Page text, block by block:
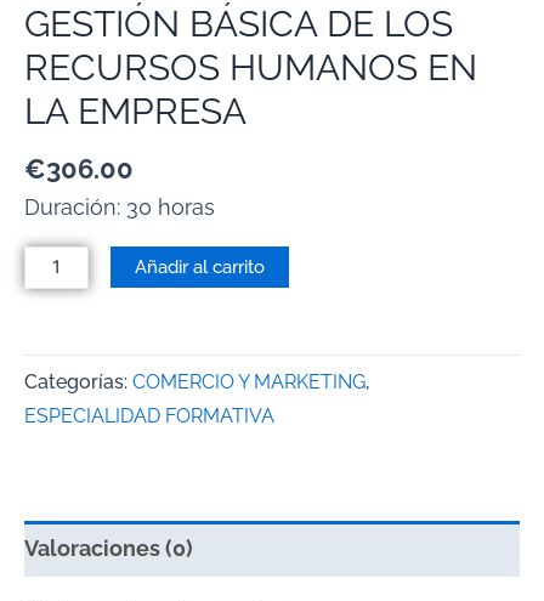
GESTIÓN BÁSICA DE LOS
RECURSOS HUMANOS EN
LA EMPRESA
€306.00
Duración: 30 horas
Añadir al carrito
Categorías: COMERCIO Y MARKETING,
ESPECIALIDAD FORMATIVA
Valoraciones (0)